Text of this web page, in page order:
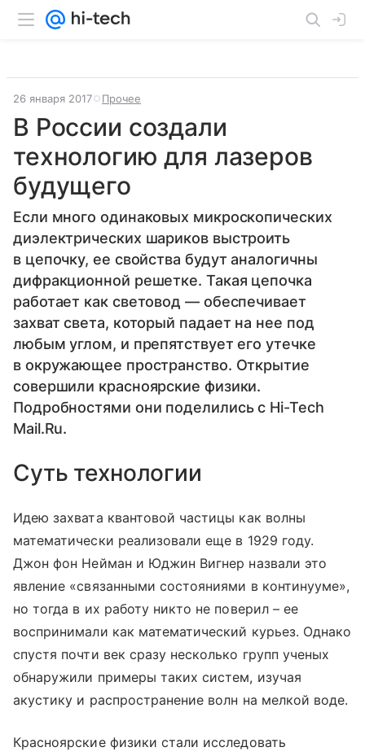
26 января 2017 Прочее
В России создали
технологию для лазеров
будущего
Если много одинаковых микроскопических
диэлектрических шариков выстроить
в цепочку, ее свойства будут аналогичны
дифракционной решетке. Такая цепочка
работает как световод — обеспечивает
захват света, который падает на нее под
любым углом, и препятствует его утечке
в окружающее пространство. Открытие
совершили красноярские физики.
Подробностями они поделились с Hi-Tech
Mail.Ru.
Суть технологии
Идею захвата квантовой частицы как волны
математически реализовали еще в 1929 году.
Джон фон Нейман и Юджин Вигнер назвали это
явление «связанными состояниями в континууме»,
но тогда в их работу никто не поверил – ее
воспринимали как математический курьез. Однако
спустя почти век сразу несколько групп ученых
обнаружили примеры таких систем, изучая
акустику и распространение волн на мелкой воде.
Красноярские физики стали исследовать